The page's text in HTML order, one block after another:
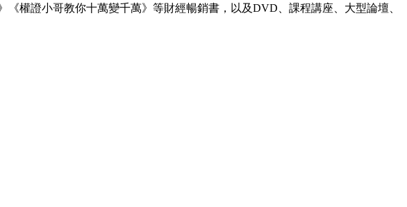
權證小哥教你十萬變千萬》等財經暢銷書，以及DVD、課程講座、大型論壇、